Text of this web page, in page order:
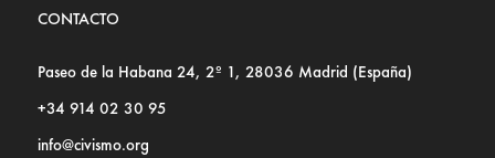
CONTACTO
Paseo de la Habana 24, 2º 1, 28036 Madrid (España)
+34 914 02 30 95
info@civismo.org